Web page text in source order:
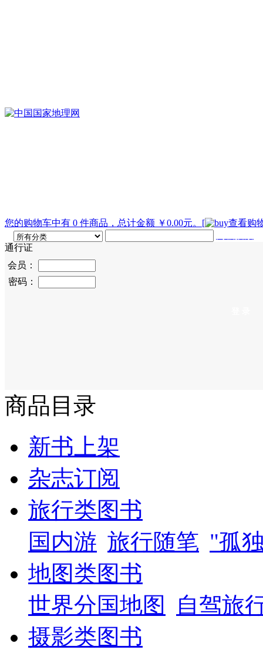
您的购物车中有 0 件商品，总计金额 ￥0.00元。 [
查看购
通行证
会员：
密码：
商品目录
新书上架
杂志订阅
旅行类图书
国内游 旅行随笔 "孤
地图类图书
世界分国地图
自驾旅
摄影类图书